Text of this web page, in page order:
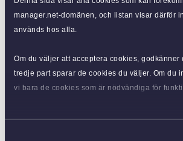
manager.net-domänen, och listan visar därför
används hos alla.
Om du väljer att acceptera cookies, godkänner
tredje part sparar de cookies du väljer. Om du
vi bara de cookies som är nödvändiga för